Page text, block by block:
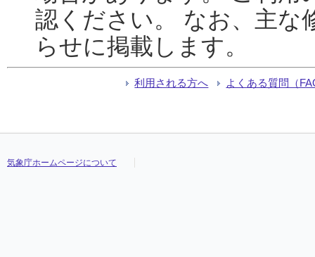
認ください。 なお、主な
らせに掲載します。
利用される方へ よくある質問（
気象庁ホームページについて